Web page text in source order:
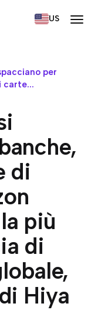
US
per
carte...
di
più
di
Hiya